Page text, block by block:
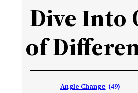
Dive Into
of
Angle Change (49)